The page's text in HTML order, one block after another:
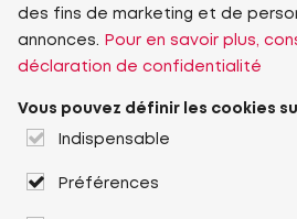
des fins de marketing et de
annonces.
Pour en savoir plus,
déclaration de confidentialité
Vous pouvez définir les cookies
Indispensable
Préférences